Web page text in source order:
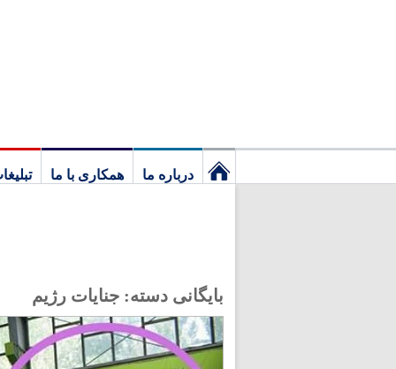
درباره ما همکاری با ما
بایگانی دسته: جنایات رژیم